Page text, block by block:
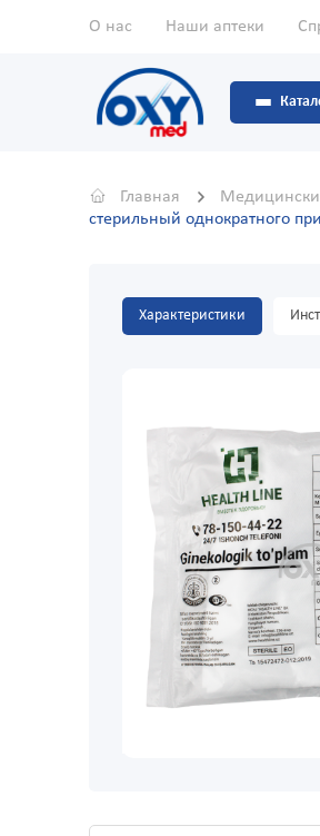
О нас Наши аптеки
Главная
стерильный однократного
Характеристики